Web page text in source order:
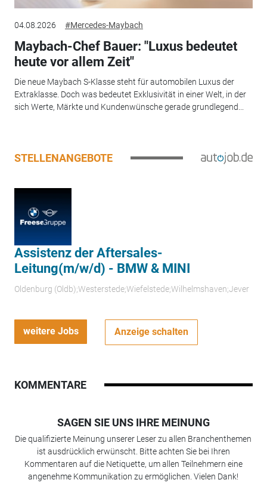
04.08.2026 #Mercedes-Maybach
Maybach-Chef Bauer: "Luxus bedeutet
heute vor allem Zeit"
Die neue Maybach S-Klasse steht für automobilen Luxus der
Extraklasse. Doch was bedeutet Exklusivität in einer Welt, in der
sich Werte, Märkte und Kundenwünsche gerade grundlegend...
STELLENANGEBOTE
Assistenz der Aftersales-
Leitung(m/w/d) - BMW & MINI
Oldenburg (Oldb);Westerstede;Wiefelstede;Wilhelmshaven;Jever
weitere Jobs Anzeige schalten
KOMMENTARE
SAGEN SIE UNS IHRE MEINUNG
Die qualifizierte Meinung unserer Leser zu allen Branchenthemen
ist ausdrücklich erwünscht. Bitte achten Sie bei Ihren
Kommentaren auf die Netiquette, um allen Teilnehmern eine
angenehme Kommunikation zu ermöglichen. Vielen Dank!